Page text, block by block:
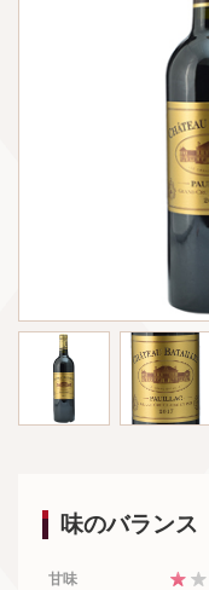
味のバランス
甘味